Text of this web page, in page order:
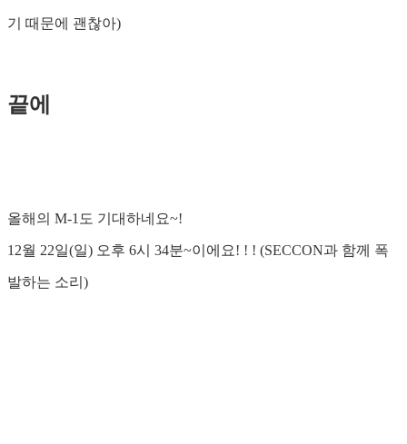
기 때문에 괜찮아)
끝에
올해의 M-1도 기대하네요~!
12월 22일(일) 오후 6시 34분~이에요! ! ! (SECCON과 함께 폭
발하는 소리)